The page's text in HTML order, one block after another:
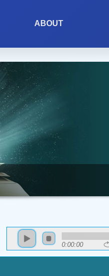
ABOUT
0:00:00